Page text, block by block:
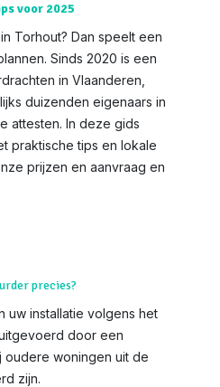
voor 2025
Torhout? Dan speelt een
Sinds 2020 is een
in Vlaanderen,
duizenden eigenaars in
attesten. In deze gids
praktische tips en lokale
prijzen en aanvraag en
precies?
uw installatie volgens het
door een
oudere woningen uit de
zijn.